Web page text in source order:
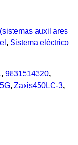
auxiliares
, Sistema eléctrico
, 9831514320,
, Zaxis450LC-3,